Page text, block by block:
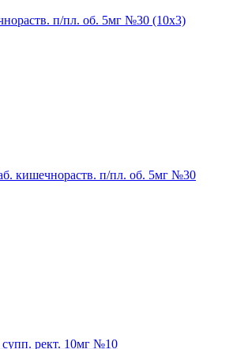
п/пл. об. 5мг №30 (10х3)
кишечнораств. п/пл. об. 5мг №30
рект. 10мг №10